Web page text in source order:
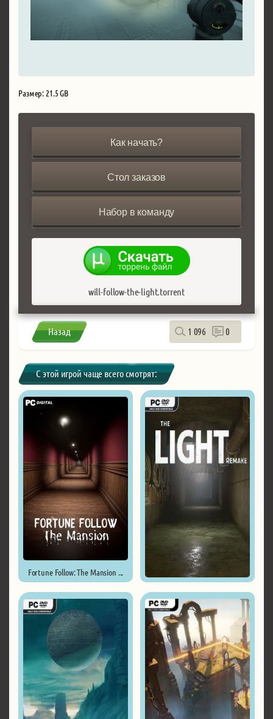
Размер: 21.5 GB
Как начать?
Стол заказов
Набор в команду
will-follow-the-light.torrent
Назад 1 096 0
С этой игрой чаще всего смотрят:
Fortune Follow: The Mansion ...